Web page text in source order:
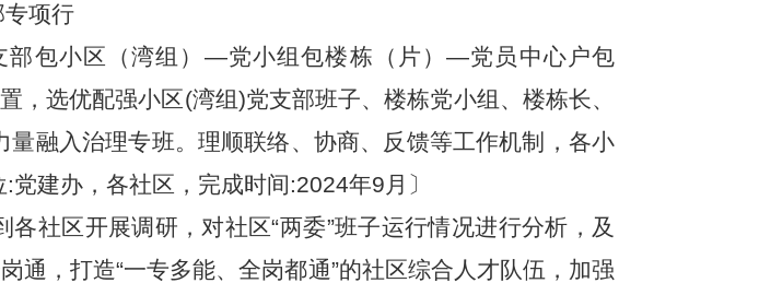
项行
部包小区（湾组）—党小组包楼栋（片）—党员中心户包
，选优配强小区(湾组)党支部班子、楼栋党小组、楼栋长、
融入治理专班。理顺联络、协商、反馈等工作机制，各小
建办，各社区，完成时间:2024年9月〕
各社区开展调研，对社区“两委”班子运行情况进行分析，及
通，打造“一专多能、全岗都通”的社区综合人才队伍，加强